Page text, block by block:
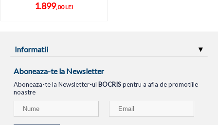
1.899,00 LEI
Informatii
Aboneaza-te la Newsletter
Aboneaza-te la Newsletter-ul BOCRISpentru a afla de promotiile
noastre